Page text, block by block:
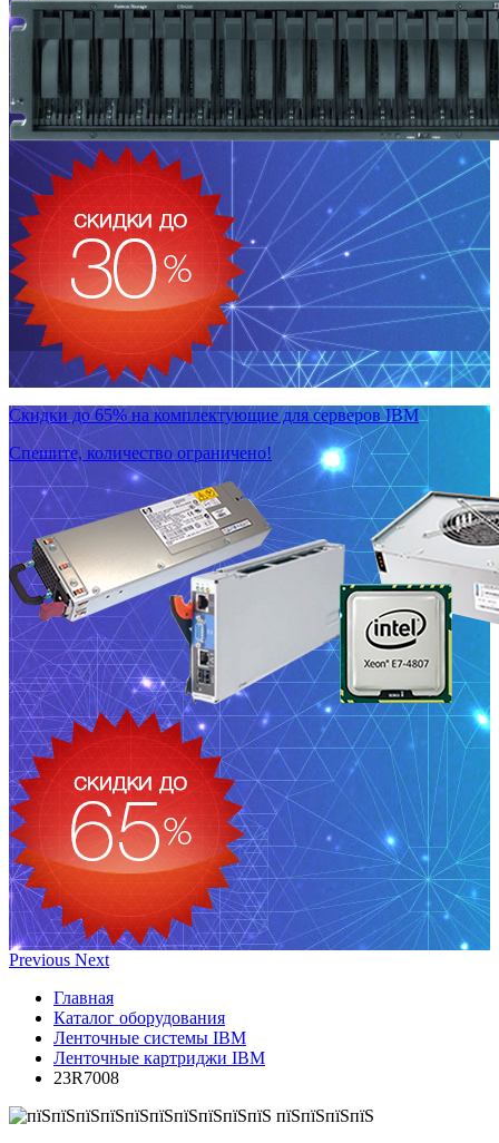
Скидки до 65% на комплектующие для серверов IBM
Спешите, количество ограничено!
Previous Next
Главная
Каталог оборудования
Ленточные системы IBM
Ленточные картриджи IBM
23R7008